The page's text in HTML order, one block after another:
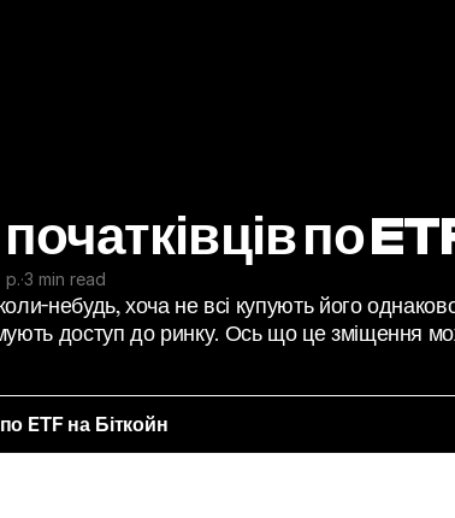
по
р.·3 min read
небудь, хоча не всі купують його
доступ до ринку. Ось що це зміщення
ETF на Біткойн